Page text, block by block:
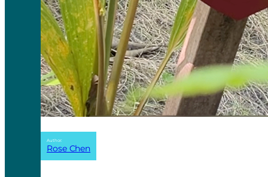
Author:
Rose Chen